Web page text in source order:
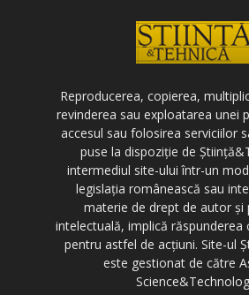
Reproducerea, copierea,
revinderea sau exploatarea unei
accesul sau folosirea serviciilor
puse la dispoziție de
intermediul site-ului într-un
legislația românească sau
materie de drept de autor și
intelectuală, implică răspunderea
pentru astfel de acțiuni. Site-ul
este gestionat de către